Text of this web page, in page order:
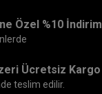
Özel %10 İndirim
Ücretsiz Kargo
teslim edilir.